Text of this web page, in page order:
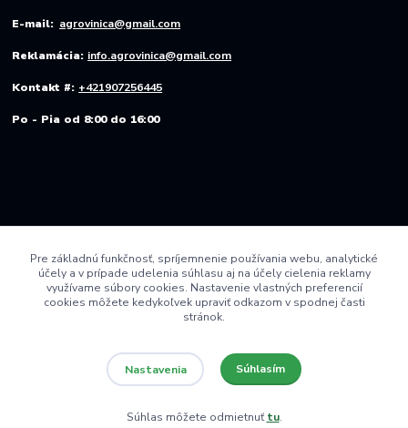
E-mail: agrovinica@gmail.com
Reklamácia: info.agrovinica@gmail.com
Kontakt #: +421907256445
Po - Pia od 8:00 do 16:00
Vytvorené na
Eshop-rychlo.sk
Pre základnú funkčnosť, spríjemnenie používania webu, analytické
účely a v prípade udelenia súhlasu aj na účely cielenia reklamy
využívame súbory cookies. Nastavenie vlastných preferencií
cookies môžete kedykoľvek upraviť odkazom v spodnej časti
stránok.
Nastavenia Súhlasím
Súhlas môžete odmietnuťtu.